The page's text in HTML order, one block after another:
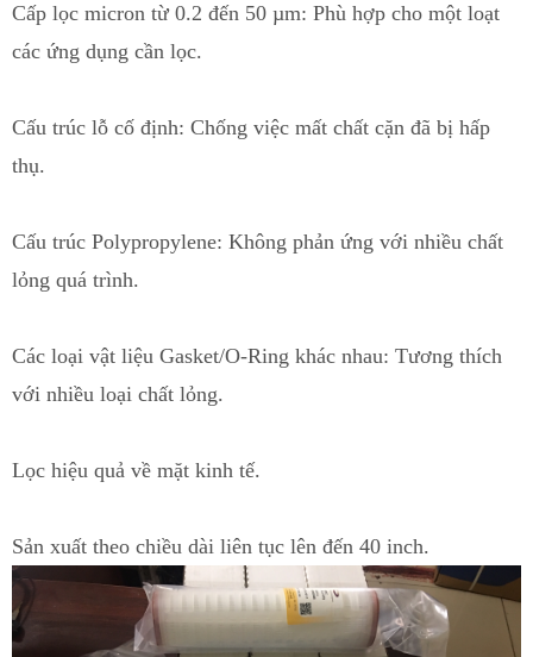
Cấp lọc micron từ 0.2 đến 50 µm: Phù hợp cho một loạt
các ứng dụng cần lọc.
Cấu trúc lỗ cố định: Chống việc mất chất cặn đã bị hấp
thụ.
Cấu trúc Polypropylene: Không phản ứng với nhiều chất
lỏng quá trình.
Các loại vật liệu Gasket/O-Ring khác nhau: Tương thích
với nhiều loại chất lỏng.
Lọc hiệu quả về mặt kinh tế.
Sản xuất theo chiều dài liên tục lên đến 40 inch.